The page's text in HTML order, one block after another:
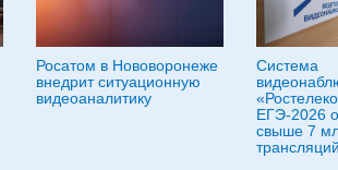
Росатом в Нововоронеже
внедрит ситуационную
видеоаналитику
Система
ЕГЭ-2026
свыше 7
трансляций